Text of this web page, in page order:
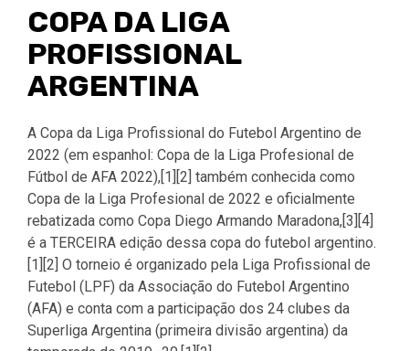
COPA DA LIGA
PROFISSIONAL
ARGENTINA
A Copa da Liga Profissional do Futebol Argentino de
2022 (em espanhol: Copa de la Liga Profesional de
Fútbol de AFA 2022),[1][2] também conhecida como
Copa de la Liga Profesional de 2022 e oficialmente
rebatizada como Copa Diego Armando Maradona,[3][4]
é a TERCEIRA edição dessa copa do futebol argentino.
[1][2] O torneio é organizado pela Liga Profissional de
Futebol (LPF) da Associação do Futebol Argentino
(AFA) e conta com a participação dos 24 clubes da
Superliga Argentina (primeira divisão argentina) da